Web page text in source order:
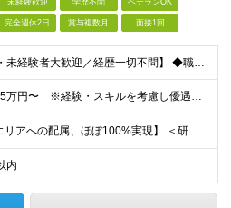
未経験歓迎 学歴不問 ベテランOK
完全週休2日 賞与複数月 面接1回
【20代・未経験者大歓迎／経歴一切不問】 ◆職種・業種未経験歓迎 ◆社会人未経験歓迎 ◆第二新卒歓迎 ◆ブランクOK ◆学歴不問（中卒の方も活躍中） ◆転職回数不問 ≪応募を迷っている方へ≫ 仕事内
【月給25万円〜 ※経験・スキルを考慮し優遇】 ◎経験・年齢によりさらに優遇あり（詳細は面接時にご確認ください） ◎残業代は全額支給 ◎各種手当込みの金額です ◎試用期間2か月（試用期間中の給与・待遇
【希望エリアへの配属、ほぼ100%実現】 ＜研修中＞ 株式会社平山 関東研修センター 東京都福生市東町10-1 NTビル3-3階B （JR青梅線「福生駅」東口より徒歩3分） ※研修中の寮費は会社負担・
内